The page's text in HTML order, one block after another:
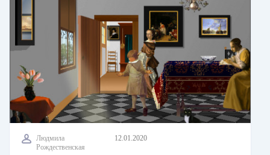
Людмила
Рождественская
12.01.2020